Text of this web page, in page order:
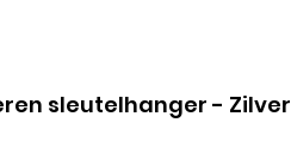
sleutelhanger - Zilver